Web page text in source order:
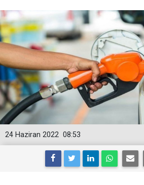
08:53
24 Haziran 2022